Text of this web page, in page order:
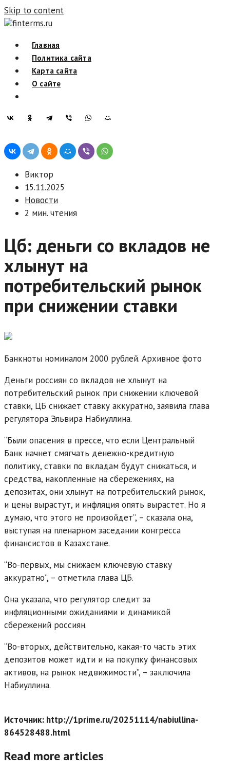
Skip to content
finterms.ru
Главная
Политика сайта
Карта сайта
О сайте
Виктор
15.11.2025
Новости
2 мин. чтения
Цб: деньги со вкладов не
хлынут на
потребительский рынок
при снижении ставки
Банкноты номиналом 2000 рублей. Архивное фото
Деньги россиян со вкладов не хлынут на
потребительский рынок при снижении ключевой
ставки, ЦБ снижает ставку аккуратно, заявила глава
регулятора Эльвира Набиуллина.
“Были опасения в прессе, что если Центральный
Банк начнет смягчать денежно-кредитную
политику, ставки по вкладам будут снижаться, и
средства, накопленные на сбережениях, на
депозитах, они хлынут на потребительский рынок,
и цены вырастут, и инфляция опять вырастет. Но я
думаю, что этого не произойдет”, – сказала она,
выступая на пленарном заседании конгресса
финансистов в Казахстане.
“Во-первых, мы снижаем ключевую ставку
аккуратно”, – отметила глава ЦБ.
Она указала, что регулятор следит за
инфляционными ожиданиями и динамикой
сбережений россиян.
“Во-вторых, действительно, какая-то часть этих
депозитов может идти и на покупку финансовых
активов, на рынок недвижимости”, – заключила
Набиуллина.
Источник: http://1prime.ru/20251114/nabiullina-
864528488.html
Read more articles